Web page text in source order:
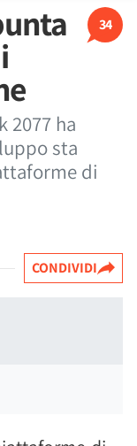
34
2077 ha
sta
di
CONDIVIDI